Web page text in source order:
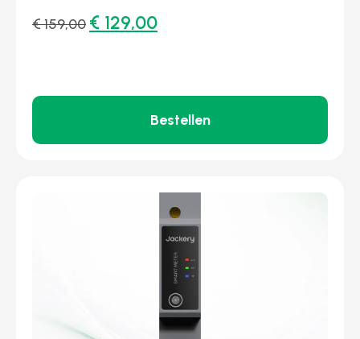
€159,00 € 129,00
Bestellen